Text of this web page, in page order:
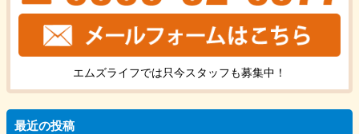
エムズライフでは只今スタッフも募集中！
最近の投稿